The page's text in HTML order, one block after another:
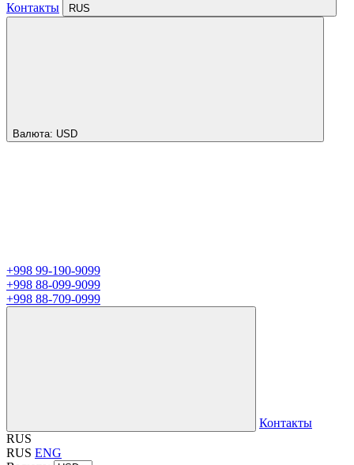
Контакты RUS
Валюта: USD
+998 99-190-9099
+998 88-099-9099
+998 88-709-0999
Контакты
RUS
RUS ENG